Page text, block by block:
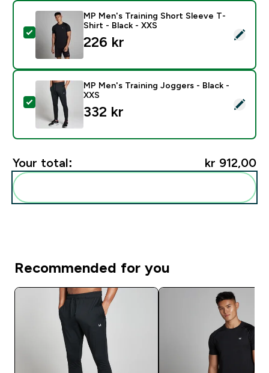
Select this product - MP Men's Training Short Sleeve
MP Men's Training Short Sleeve T-
Shirt - Black - XXS
226 kr‎
Select this product - MP Men's Training Joggers -
MP Men's Training Joggers - Black -
XXS
332 kr‎
Your total: kr 912,00‎
Recommended for you